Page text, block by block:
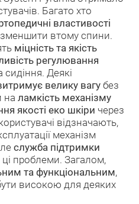
Багато хто
властивості
втому спини.
міцність та якість
регулювання
Деякі
велику вагу без
на ламкість механізму
якості еко шкіри через
відзначають,
механізм
служба підтримки
проблеми. Загалом,
та функціональним,
високою для деяких